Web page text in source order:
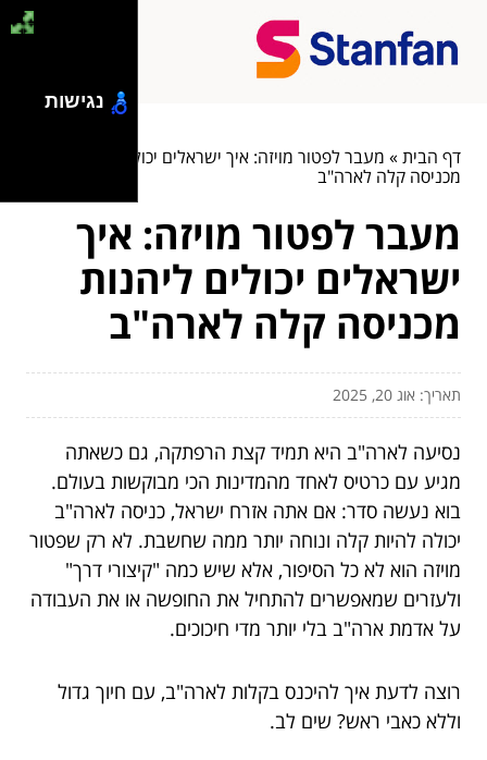
דף הבית» מעבר לפטור מויזה: איך ישראלים יכולים ליהנות
מכניסה קלה לארה"ב
מעבר לפטור מויזה: איך
ישראלים יכולים ליהנות
מכניסה קלה לארה"ב
תאריך: אוג 20, 2025
נסיעה לארה"ב היא תמיד קצת הרפתקה, גם כשאתה
מגיע עם כרטיס לאחד מהמדינות הכי מבוקשות בעולם.
בוא נעשה סדר: אם אתה אזרח ישראל, כניסה לארה"ב
יכולה להיות קלה ונוחה יותר ממה שחשבת. לא רק שפטור
מויזה הוא לא כל הסיפור, אלא שיש כמה "קיצורי דרך"
ולעזרים שמאפשרים להתחיל את החופשה או את העבודה
על אדמת ארה"ב בלי יותר מדי חיכוכים.
רוצה לדעת איך להיכנס בקלות לארה"ב, עם חיוך גדול
וללא כאבי ראש? שים לב.
נגישות